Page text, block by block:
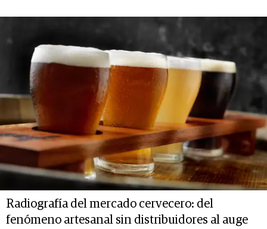
Radiografía del mercado cervecero: del
fenómeno artesanal sin distribuidores al auge